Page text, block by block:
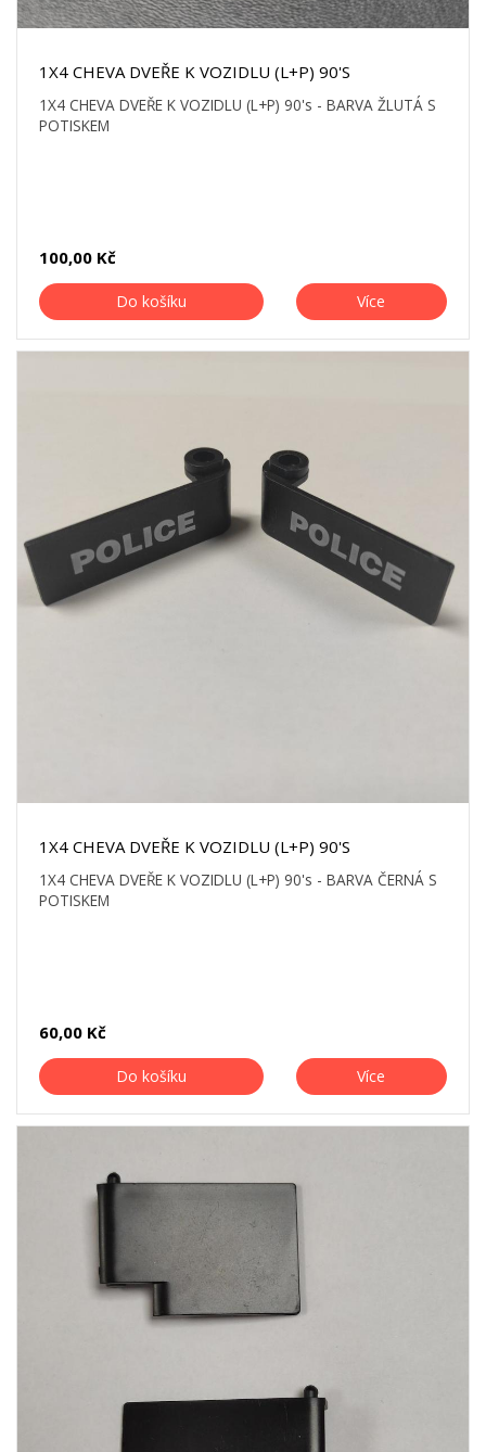
1X4 CHEVA DVEŘE K VOZIDLU (L+P) 90'S
1X4 CHEVA DVEŘE K VOZIDLU (L+P) 90's - BARVA ŽLUTÁ S
POTISKEM
100,00 Kč
Do košíku Více
1X4 CHEVA DVEŘE K VOZIDLU (L+P) 90'S
1X4 CHEVA DVEŘE K VOZIDLU (L+P) 90's - BARVA ČERNÁ S
POTISKEM
60,00 Kč
Do košíku Více